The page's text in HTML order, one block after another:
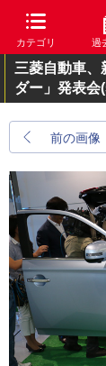
カテゴリ 過
三菱自動車、
ダー」発表会
前の画像